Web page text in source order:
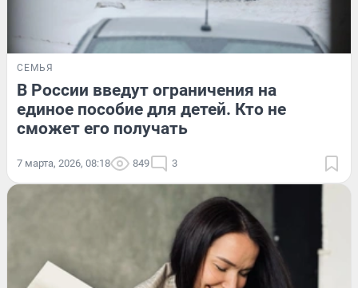
СЕМЬЯ
В России введут ограничения на
единое пособие для детей. Кто не
сможет его получать
7 марта, 2026, 08:18 849 3